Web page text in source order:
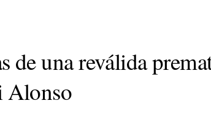
de una reválida
Alonso